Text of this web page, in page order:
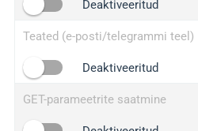
Deaktiveeritud
Teated (e-posti/telegrammi teel)
Deaktiveeritud
GET-parameetrite saatmine